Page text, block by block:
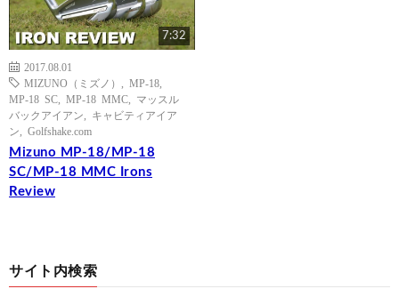
7:32
2017.08.01
MIZUNO（ミズノ）
MP-18
MP-18 SC
MP-18 MMC
マッスル
バックアイアン
キャビティアイア
ン
Golfshake.com
Mizuno MP-18/MP-18
SC/MP-18 MMC Irons
Review
サイト内検索